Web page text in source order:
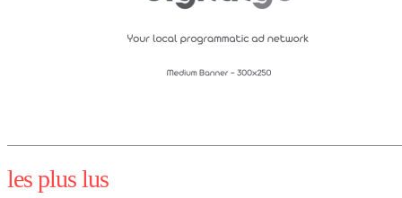
les plus lus